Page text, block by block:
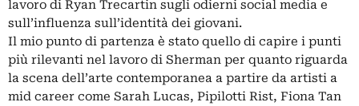
lavoro di Ryan Trecartin sugli odierni social media e
sull’influenza sull’identità dei giovani.
Il mio punto di partenza è stato quello di capire i punti
più rilevanti nel lavoro di Sherman per quanto riguarda
la scena dell’arte contemporanea a partire da artisti a
mid career come Sarah Lucas, Pipilotti Rist, Fiona Tan